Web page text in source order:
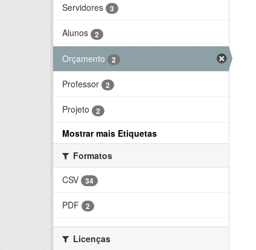
Servidores 3
Alunos 2
Orçamento 2
Professor 2
Projeto 2
Mostrar mais Etiquetas
Formatos
CSV
34
PDF 2
Licenças